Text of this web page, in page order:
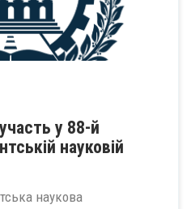
у 88-й
науковій
наукова